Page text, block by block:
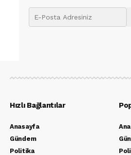
Hızlı Bağlantılar
Anasayfa
Gündem
Politika